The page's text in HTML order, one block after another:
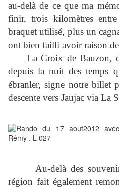
au-delà de ce que ma
finir, trois kilomètres
braquet utilisé, plus un
ont bien failli avoir raison
La Croix de Bauzon,
depuis la nuit des temps
ébranler, signe notre billet
descente vers Jaujac via La
Au-delà des
région fait également